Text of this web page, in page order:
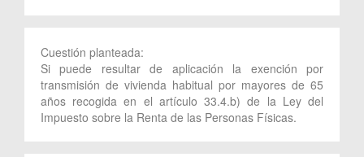
Cuestión planteada:
Si puede resultar de aplicación la exención por
transmisión de vivienda habitual por mayores de 65
años recogida en el artículo 33.4.b) de la Ley del
Impuesto sobre la Renta de las Personas Físicas.